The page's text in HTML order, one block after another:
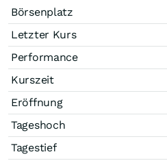
Börsenplatz
Letzter Kurs
Performance
Kurszeit
Eröffnung
Tageshoch
Tagestief